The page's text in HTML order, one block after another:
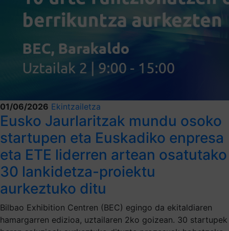
01/06/2026 Ekintzailetza
Eusko Jaurlaritzak mundu osoko
startupen eta Euskadiko enpresa
eta ETE liderren artean osatutako
30 lankidetza-proiektu
aurkeztuko ditu
Bilbao Exhibition Centren (BEC) egingo da ekitaldiaren
hamargarren edizioa, uztailaren 2ko goizean. 30 startupek